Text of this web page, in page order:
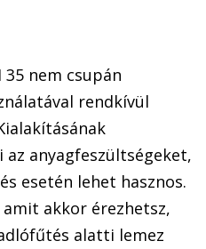
nem csupán
rendkívül
anyagfeszültségeket,
esetén lehet hasznos.
akkor érezhetsz,
alatti lemez